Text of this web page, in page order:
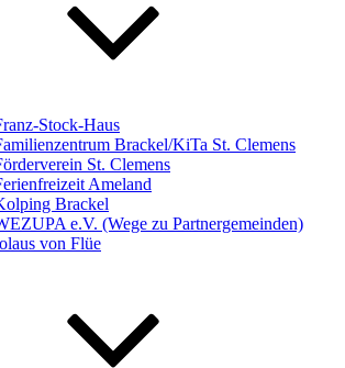
Stock-Haus
Brackel/KiTa St. Clemens
St. Clemens
Ameland
Brackel
e.V. (Wege zu Partnergemeinden)
von Flüe